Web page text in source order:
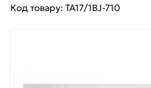
Код товару: TA17/1BJ-710